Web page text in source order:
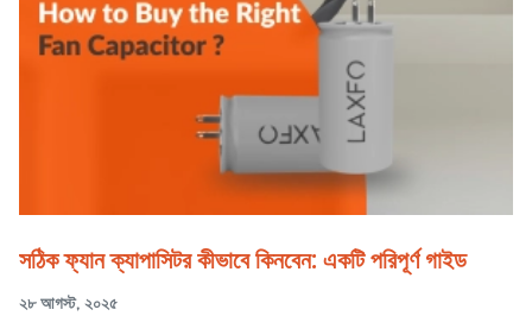
সঠিক ফ্যান ক্যাপাসিটর কীভাবে কিনবেন: একটি পরিপূর্ণ গাইড
২৮ আগস্ট, ২০২৫